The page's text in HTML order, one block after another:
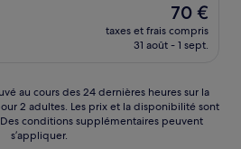
Le
nouveau
prix
70 €
70 €
taxes et frais compris
31 août - 1 sept.
au cours des 24 dernières heures sur la
2 adultes. Les prix et la disponibilité sont
conditions supplémentaires peuvent
s’appliquer.